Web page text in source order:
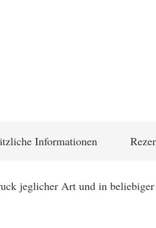
Informationen
jeglicher Art und in